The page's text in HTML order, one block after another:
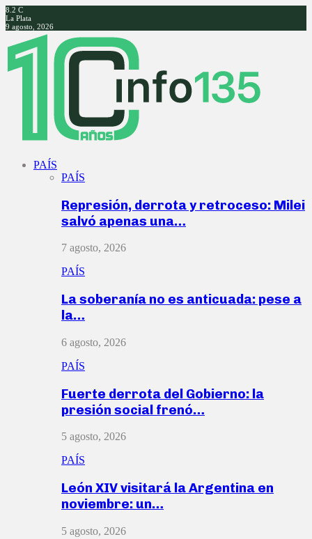
8.2 C
La Plata
9 agosto, 2026
Facebook
Twitter
Instagram
Youtube
PAÍS
PAÍS
Represión, derrota y retroceso: Milei
salvó apenas una…
7 agosto, 2026
PAÍS
La soberanía no es anticuada: pese a
la…
6 agosto, 2026
PAÍS
Fuerte derrota del Gobierno: la
presión social frenó…
5 agosto, 2026
PAÍS
León XIV visitará la Argentina en
noviembre: un…
5 agosto, 2026